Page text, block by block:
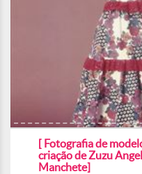
[ Fotografia de
criação de Zuzu
Manchete]